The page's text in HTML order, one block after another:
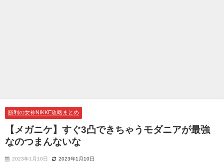
勝利の女神NIKKE攻略まとめ
【メガニケ】すぐ3凸できちゃうモダニアが最強
なのつまんないな
2023年1月10日 2023年1月10日